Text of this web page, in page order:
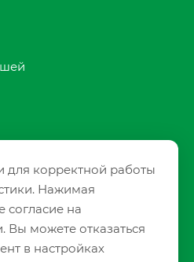
ул. Солнечная, 7
для корректной работы
Нажимая
согласие на
Вы можете отказаться
в настройках